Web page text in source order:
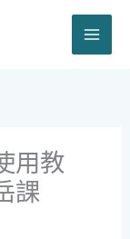
用教
課